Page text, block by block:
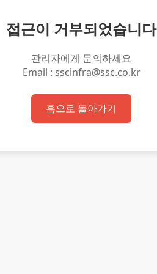
접근이 거부되었습니다
관리자에게 문의하세요
Email : sscinfra@ssc.co.kr
홈으로 돌아가기